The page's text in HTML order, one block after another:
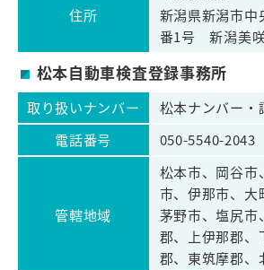
住所
新潟県新潟市中
番1号 新潟美
松本自動車検査登録事務所
取り扱いナンバー
松本ナンバー・
電話番号
050-5540-2043
管轄地域
松本市、岡谷市
市、伊那市、大
茅野市、塩尻市
郡、上伊那郡、
郡、東筑摩郡、